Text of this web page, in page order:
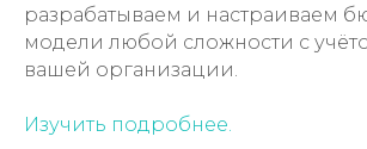
разрабатываем и настраиваем
модели любой сложности с
вашей организации.
Изучить подробнее.